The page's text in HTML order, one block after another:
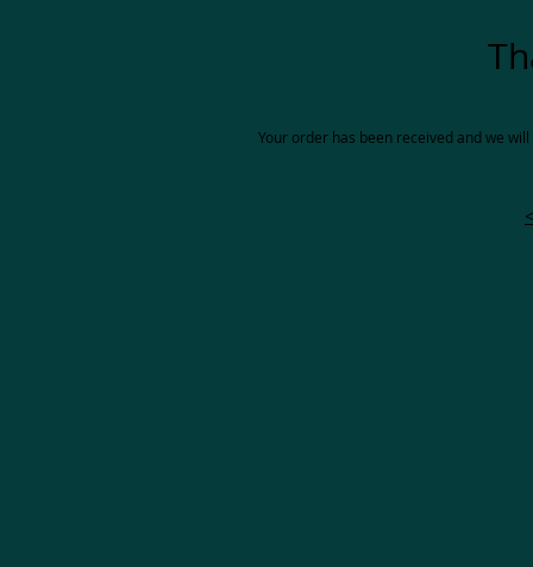
Your order has been received and we